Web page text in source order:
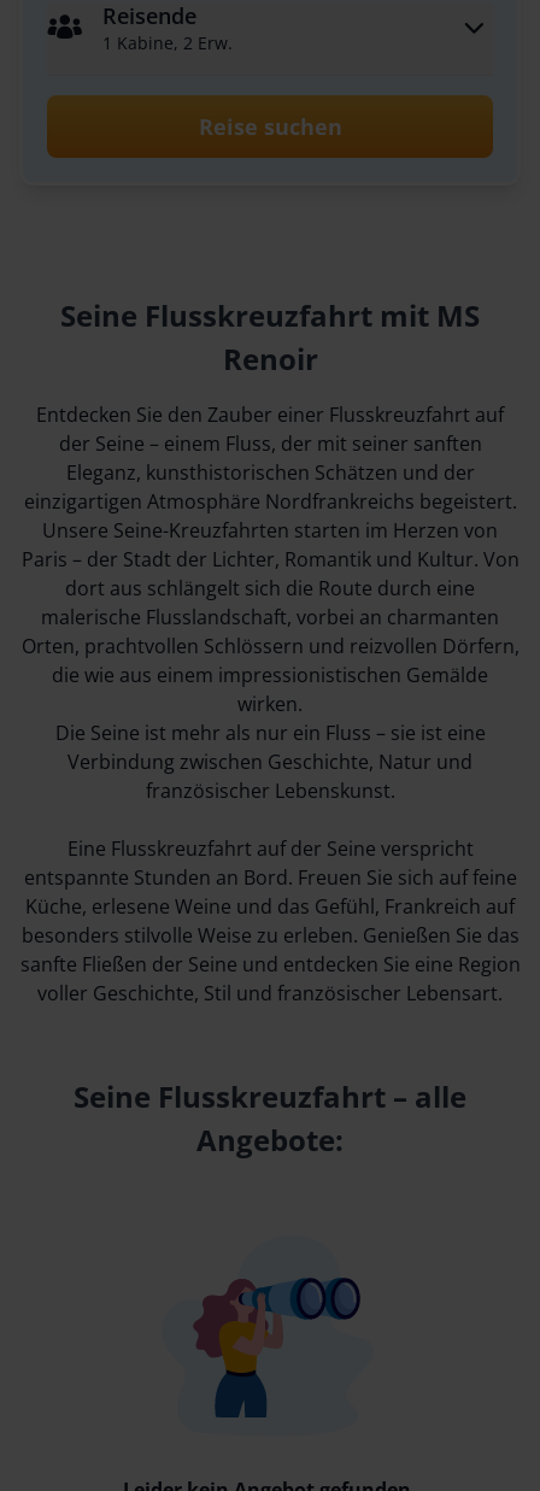
Reisende
1 Kabine, 2 Erw.
Reise suchen
Seine Flusskreuzfahrt mit MS
Renoir
Entdecken Sie den Zauber einer Flusskreuzfahrt auf
der Seine – einem Fluss, der mit seiner sanften
Eleganz, kunsthistorischen Schätzen und der
einzigartigen Atmosphäre Nordfrankreichs begeistert.
Unsere Seine-Kreuzfahrten starten im Herzen von
Paris – der Stadt der Lichter, Romantik und Kultur. Von
dort aus schlängelt sich die Route durch eine
malerische Flusslandschaft, vorbei an charmanten
Orten, prachtvollen Schlössern und reizvollen Dörfern,
die wie aus einem impressionistischen Gemälde
wirken.
Die Seine ist mehr als nur ein Fluss – sie ist eine
Verbindung zwischen Geschichte, Natur und
französischer Lebenskunst.
Eine Flusskreuzfahrt auf der Seine verspricht
entspannte Stunden an Bord. Freuen Sie sich auf feine
Küche, erlesene Weine und das Gefühl, Frankreich auf
besonders stilvolle Weise zu erleben. Genießen Sie das
sanfte Fließen der Seine und entdecken Sie eine Region
voller Geschichte, Stil und französischer Lebensart.
Seine Flusskreuzfahrt – alle
Angebote: